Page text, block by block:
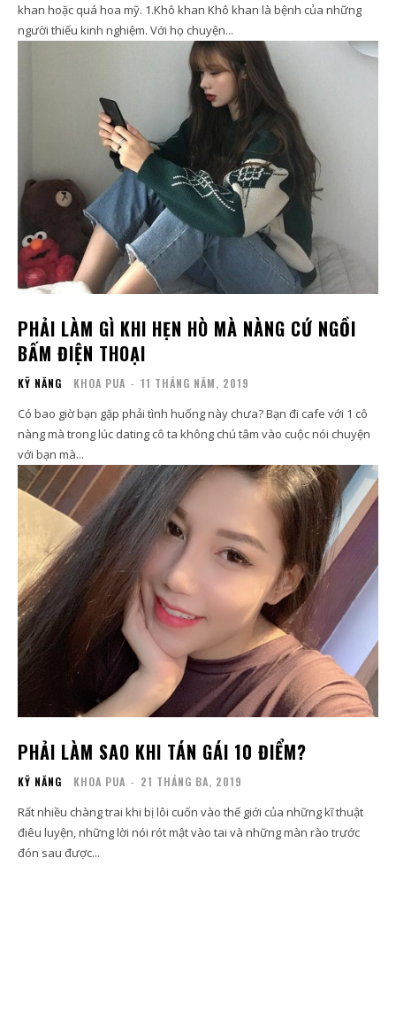
khan hoặc quá hoa mỹ. 1.Khô khan Khô khan là bệnh của những
người thiếu kinh nghiệm. Với họ chuyện...
PHẢI LÀM GÌ KHI HẸN HÒ MÀ NÀNG CỨ NGỒI
BẤM ĐIỆN THOẠI
KỸ NĂNG KHOA PUA - 11 THÁNG NĂM, 2019
Có bao giờ bạn gặp phải tình huống này chưa? Bạn đi cafe với 1 cô
nàng mà trong lúc dating cô ta không chú tâm vào cuộc nói chuyện
với bạn mà...
PHẢI LÀM SAO KHI TÁN GÁI 10 ĐIỂM?
KỸ NĂNG KHOA PUA - 21 THÁNG BA, 2019
Rất nhiều chàng trai khi bị lôi cuốn vào thế giới của những kĩ thuật
điêu luyện, những lời nói rót mật vào tai và những màn rào trước
đón sau được...